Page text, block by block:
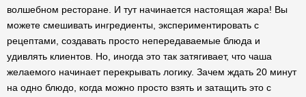
волшебном ресторане. И тут начинается настоящая жара! Вы
можете смешивать ингредиенты, экспериментировать с
рецептами, создавать просто непередаваемые блюда и
удивлять клиентов. Но, иногда это так затягивает, что чаша
желаемого начинает перекрывать логику. Зачем ждать 20 минут
на одно блюдо, когда можно просто взять и затащить это с